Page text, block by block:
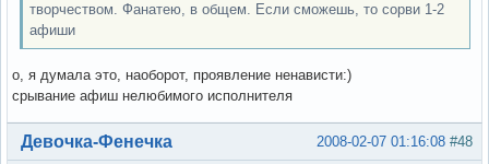
творчеством. Фанатею, в общем. Если сможешь, то сорви 1-2
афиши
о, я думала это, наоборот, проявление ненависти:)
срывание афиш нелюбимого исполнителя
Вне форума #48
2008-02-07 01:16:08
Девочка-Фенечка